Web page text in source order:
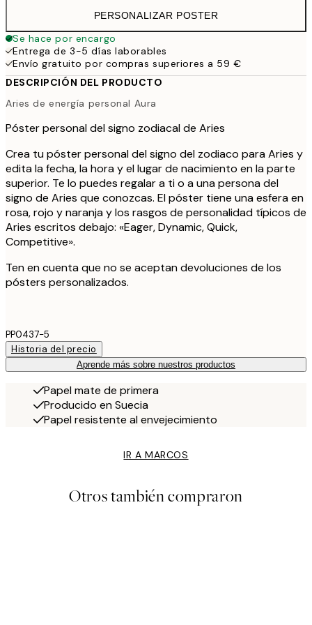
PERSONALIZAR POSTER
Se hace por encargo
Entrega de 3-5 días laborables
Envío gratuito por compras superiores a 59 €
DESCRIPCIÓN DEL PRODUCTO
Aries de energía personal Aura
Póster personal del signo zodiacal de Aries
Crea tu póster personal del signo del zodiaco para Aries y
edita la fecha, la hora y el lugar de nacimiento en la parte
superior. Te lo puedes regalar a ti o a una persona del
signo de Aries que conozcas. El póster tiene una esfera en
rosa, rojo y naranja y los rasgos de personalidad típicos de
Aries escritos debajo: «Eager, Dynamic, Quick,
Competitive».
Ten en cuenta que no se aceptan devoluciones de los
pósters personalizados.
PP0437-5
Historia del precio
Aprende más sobre nuestros productos
Papel mate de primera
Producido en Suecia
Papel resistente al envejecimiento
IR A MARCOS
Otros también compraron